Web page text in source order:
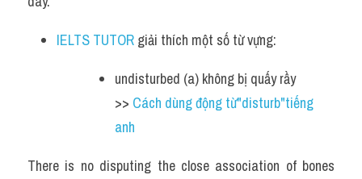
IELTS TUTOR giải thích một số từ vựng:
undisturbed (a) không bị quấy rầy
>> Cách dùng động từ"disturb"tiếng
anh
There is no disputing the close association of bones